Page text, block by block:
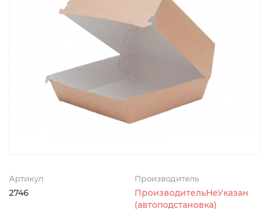
Артикул
2746
Производитель
ПроизводительНеУказан
(автоподстановка)